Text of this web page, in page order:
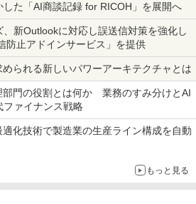
た「AI商談記録 for RICOH」を展開へ
、新Outlookに対応し誤送信対策を強化し
防止アドインサービス」を提供
られる新しいパワーアーキテクチャとは
部門の役割とは何か 業務のすみ分けとAI
ァイナンス戦略
化技術で製造業の生産ライン構成を自動
もっと見る